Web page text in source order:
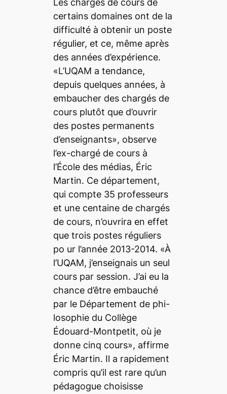
Les chargés de cours de
certains domaines ont de la
difficulté à obtenir un poste
régulier, et ce, même après
des années d’expérience.
«L’UQAM a tendance,
depuis quelques années, à
embaucher des chargés de
cours plutôt que d’ouvrir
des postes permanents
d’enseignants», observe
l’ex-chargé de cours à
l’École des médias, Éric
Martin. Ce département,
qui compte 35 professeurs
et une centaine de chargés
de cours, n’ouvrira en effet
que trois postes réguliers
po ur l’année 2013-2014. «À
l’UQAM, j’enseignais un seul
cours par session. J’ai eu la
chance d’être embauché
par le Département de phi-
losophie du Collège
Édouard-Montpetit, où je
donne cinq cours», affirme
Éric Martin. Il a rapidement
compris qu’il est rare qu’un
pédagogue choisisse